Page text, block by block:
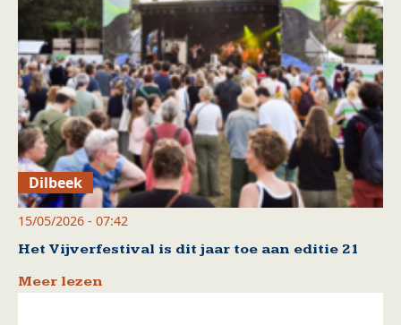
Dilbeek
15/05/2026 - 07:42
Het Vijverfestival is dit jaar toe aan editie 21
Meer lezen